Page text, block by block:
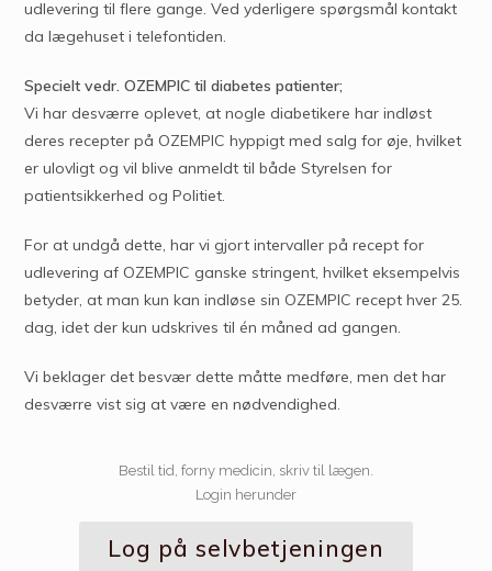
udlevering til flere gange. Ved yderligere spørgsmål kontakt
da lægehuset i telefontiden.
Specielt vedr. OZEMPIC til diabetes patienter;
Vi har desværre oplevet, at nogle diabetikere har indløst
deres recepter på OZEMPIC hyppigt med salg for øje, hvilket
er ulovligt og vil blive anmeldt til både Styrelsen for
patientsikkerhed og Politiet.
For at undgå dette, har vi gjort intervaller på recept for
udlevering af OZEMPIC ganske stringent, hvilket eksempelvis
betyder, at man kun kan indløse sin OZEMPIC recept hver 25.
dag, idet der kun udskrives til én måned ad gangen.
Vi beklager det besvær dette måtte medføre, men det har
desværre vist sig at være en nødvendighed.
Bestil tid, forny medicin, skriv til lægen.
Login herunder
Log på selvbetjeningen